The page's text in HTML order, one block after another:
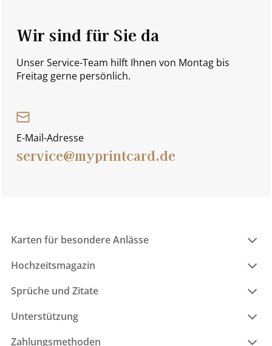
Wir sind für Sie da
Unser Service-Team hilft Ihnen von Montag bis
Freitag gerne persönlich.
E-Mail-Adresse
service@myprintcard.de
Karten für besondere Anlässe
Hochzeitsmagazin
Sprüche und Zitate
Unterstützung
Zahlungsmethoden